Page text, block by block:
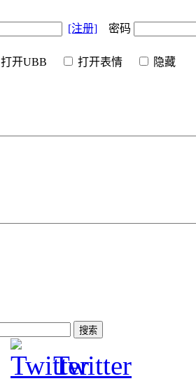
[注册] 密码
打开UBB 打开表情 隐
Twitter